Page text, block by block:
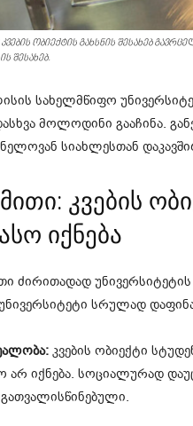
ობიექტის გახსნის შესახებ
შესახებ.
სახელმწიფო
მოლოდინი გააჩინა.
სიახლესთან
მითი: კვების
იქნება
ძირითადად
სრულად
კვების ობიექტი
არ იქნება. სოციალურად